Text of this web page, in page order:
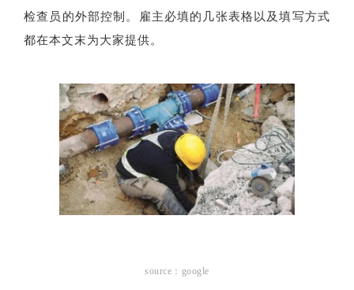
检查员的外部控制。雇主必填的几张表格以及填写方式
都在本文末为大家提供。
source：google